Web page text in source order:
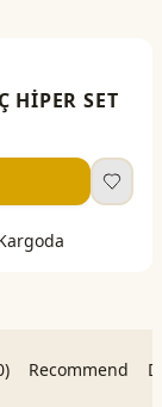
HİPER SET
Recommend